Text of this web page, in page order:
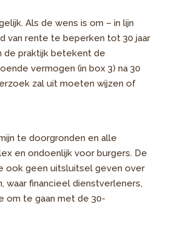
Als de wens is om – in lijn
van rente te beperken tot 30 jaar
de praktijk betekent de
vermogen (in box 3) na 30
zal uit moeten wijzen of
te doorgronden en alle
en ondoenlijk voor burgers. De
ook geen uitsluitsel geven over
waar financieel dienstverleners,
om te gaan met de 30-